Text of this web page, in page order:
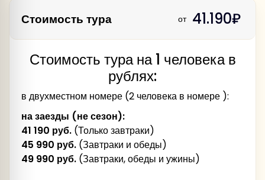
М.И.Глинке, А.Т.Твардовскому и его герою
Василию Теркину, М.А. Егорову, В.Т.
Куриленко
Экскурсия «Люблю сей
Святогорский монастырь
г. Псков.
Гостиница «Рижская 3*», г. Псков (номер
реестровой записи
С602024006682)
Обед
Свято-Успенскому Псково-
Печерскому мужскому монастырю
Изборск
Переезд в г. Великий Новгород.
Обед
Продолжение экскурсии:
Тверь
Обед
Обзорная экскурсия по г. Твери.
Стоимость тура от 41.190₽
Стоимость тура на 1 человека в
рублях:
в двухместном номере (2 человека в номере ):
на заезды (не сезон):
41 190 руб. (Только завтраки)
45 990 руб. (Завтраки и обеды)
49 990 руб. (Завтраки, обеды и ужины)